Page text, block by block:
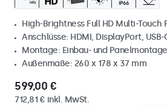
High-Brightness Full HD Multi-Touch
Anschlüsse: HDMI, DisplayPort, USB-
Montage: Einbau- und Panelmontage
Außenmaße: 260 x 178 x 37 mm
599,00 €
712,81 € inkl. MwSt.